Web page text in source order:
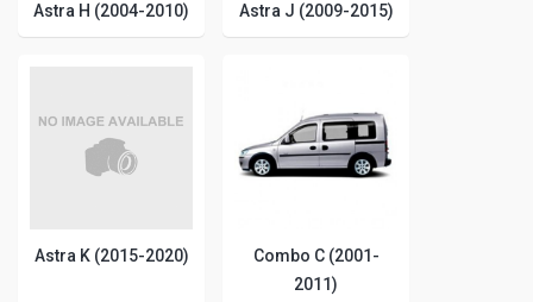
Astra H (2004-2010) Astra J (2009-2015)
Astra K (2015-2020)
Combo C (2001-
2011)